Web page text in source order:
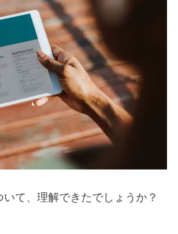
て、理解できたでしょうか？